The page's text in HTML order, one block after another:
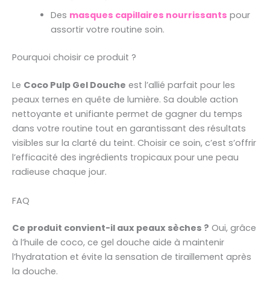
Des masques capillaires nourrissants pour
assortir votre routine soin.
Pourquoi choisir ce produit ?
Le Coco Pulp Gel Douche est l’allié parfait pour les
peaux ternes en quête de lumière. Sa double action
nettoyante et unifiante permet de gagner du temps
dans votre routine tout en garantissant des résultats
visibles sur la clarté du teint. Choisir ce soin, c’est s’offrir
l’efficacité des ingrédients tropicaux pour une peau
radieuse chaque jour.
FAQ
Ce produit convient-il aux peaux sèches ? Oui, grâce
à l’huile de coco, ce gel douche aide à maintenir
l’hydratation et évite la sensation de tiraillement après
la douche.